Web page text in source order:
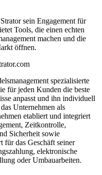
sein Engagement für
Tools, die einen echten
machen und die
öffnen.
spezialisierte
für jeden Kunden die beste
anpasst und ihn individuell
Unternehmen als
etabliert und integriert
Zeitkontrolle,
Sicherheit sowie
für das Geschäft seiner
elektronische
oder Umbauarbeiten.